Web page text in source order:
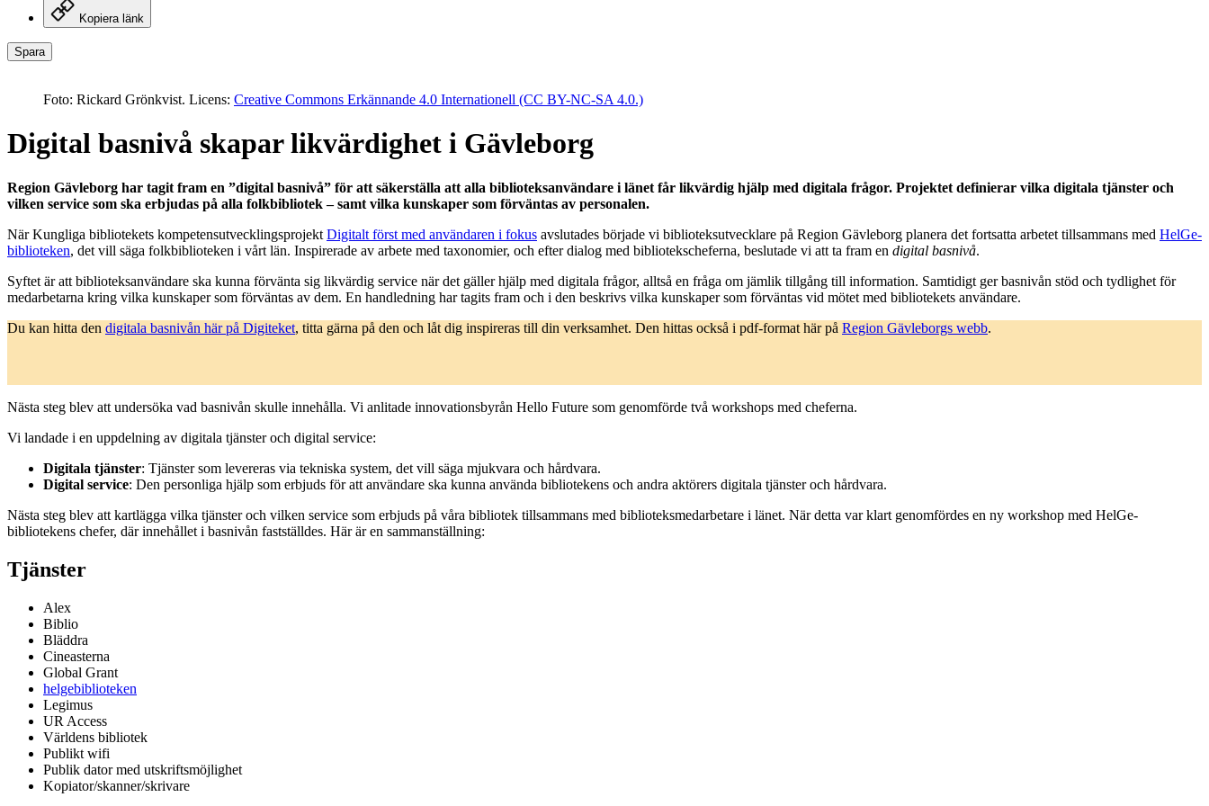
Kopiera länk
Spara
Foto: Rickard Grönkvist. Licens: Creative Commons Erkännande 4.0 Internationell (CC BY-NC-SA 4.0.)
Digital basnivå skapar likvärdighet i Gävleborg
Region Gävleborg har tagit fram en ”digital basnivå” för att säkerställa att alla biblioteksanvändare i länet får likvärdig hjälp med digitala frågor. Projektet definierar vilka digitala tjänster och
vilken service som ska erbjudas på alla folkbibliotek – samt vilka kunskaper som förväntas av personalen.
När Kungliga bibliotekets kompetensutvecklingsprojekt Digitalt först med användaren i fokus avslutades började vi biblioteksutvecklare på Region Gävleborg planera det fortsatta arbetet tillsammans med HelGe-
biblioteken, det vill säga folkbiblioteken i vårt län. Inspirerade av arbete med taxonomier, och efter dialog med bibliotekscheferna, beslutade vi att ta fram en digital basnivå.
Syftet är att biblioteksanvändare ska kunna förvänta sig likvärdig service när det gäller hjälp med digitala frågor, alltså en fråga om jämlik tillgång till information. Samtidigt ger basnivån stöd och tydlighet för
medarbetarna kring vilka kunskaper som förväntas av dem. En handledning har tagits fram och i den beskrivs vilka kunskaper som förväntas vid mötet med bibliotekets användare.
Du kan hitta den digitala basnivån här på Digiteket, titta gärna på den och låt dig inspireras till din verksamhet. Den hittas också i pdf-format här på Region Gävleborgs webb.
Nästa steg blev att undersöka vad basnivån skulle innehålla. Vi anlitade innovationsbyrån Hello Future som genomförde två workshops med cheferna.
Vi landade i en uppdelning av digitala tjänster och digital service:
Digitala tjänster: Tjänster som levereras via tekniska system, det vill säga mjukvara och hårdvara.
Digital service: Den personliga hjälp som erbjuds för att användare ska kunna använda bibliotekens och andra aktörers digitala tjänster och hårdvara.
Nästa steg blev att kartlägga vilka tjänster och vilken service som erbjuds på våra bibliotek tillsammans med biblioteksmedarbetare i länet. När detta var klart genomfördes en ny workshop med HelGe-
bibliotekens chefer, där innehållet i basnivån fastställdes. Här är en sammanställning:
Tjänster
Alex
Biblio
Bläddra
Cineasterna
Global Grant
helgebiblioteken
Legimus
UR Access
Världens bibliotek
Publikt wifi
Publik dator med utskriftsmöjlighet
Kopiator/skanner/skrivare